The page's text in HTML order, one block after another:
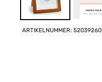
ARTIKELNUMMER: 52039260